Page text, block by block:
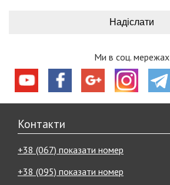
Ми в соц. мережах
Контакти
+38 (067) показати номер
+38 (095) показати номер